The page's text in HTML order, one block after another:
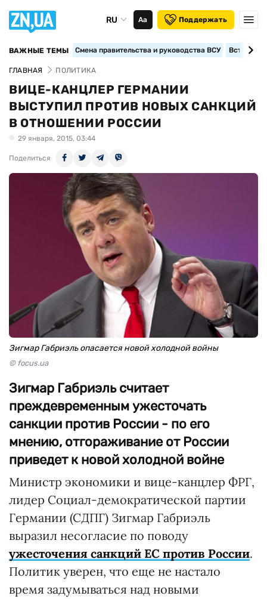
RU Аа Поддержать
ВАЖНЫЕ ТЕМЫ Смена правительства и руководства ВСУ
ГЛАВНАЯ ПОЛИТИКА
ВИЦЕ-КАНЦЛЕР ГЕРМАНИИ
ВЫСТУПИЛ ПРОТИВ НОВЫХ САНКЦИЙ
В ОТНОШЕНИИ РОССИИ
29 января, 2015, 03:44
Поделиться
Зигмар Габриэль опасается новой холодной войны
© focus.ua
Зигмар Габриэль считает
преждевременным ужесточать
санкции против России - по его
мнению, отгораживание от России
приведет к новой холодной войне
Министр экономики и вице-канцлер ФРГ,
лидер Социал-демократической партии
Германии (СДПГ) Зигмар Габриэль
выразил несогласие по поводу
ужесточения санкций ЕС против России.
Политик уверен, что еще не настало
время задумываться над новыми